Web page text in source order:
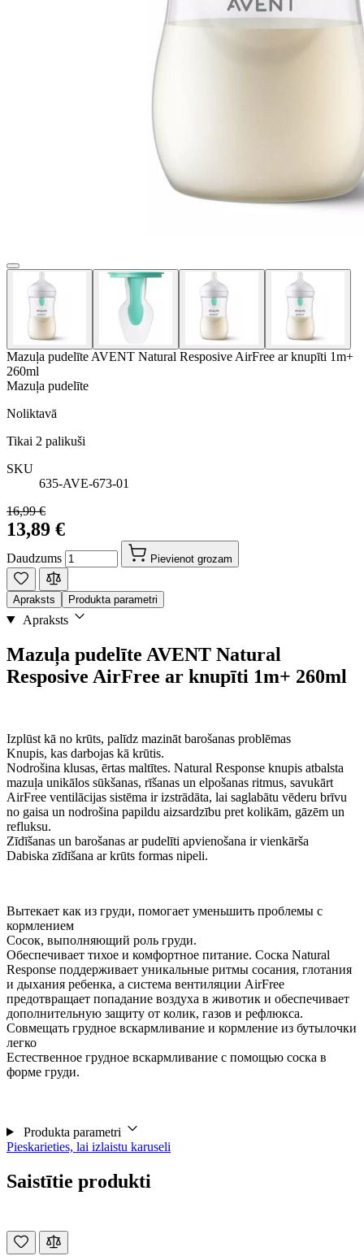
Mazuļa pudelīte AVENT Natural Resposive AirFree ar knupīti 1m+
260ml
Mazuļa pudelīte
Noliktavā
Tikai 2 palikuši
SKU
635-AVE-673-01
16,99 €
13,89 €
Daudzums Pievienot grozam
Apraksts Produkta parametri
Apraksts
Mazuļa pudelīte AVENT Natural
Resposive AirFree ar knupīti 1m+ 260ml
Izplūst kā no krūts, palīdz mazināt barošanas problēmas
Knupis, kas darbojas kā krūtis.
Nodrošina klusas, ērtas maltītes. Natural Response knupis atbalsta
mazuļa unikālos sūkšanas, rīšanas un elpošanas ritmus, savukārt
AirFree ventilācijas sistēma ir izstrādāta, lai saglabātu vēderu brīvu
no gaisa un nodrošina papildu aizsardzību pret kolikām, gāzēm un
refluksu.
Zīdīšanas un barošanas ar pudelīti apvienošana ir vienkārša
Dabiska zīdīšana ar krūts formas nipeli.
Вытекает как из груди, помогает уменьшить проблемы с
кормлением
Сосок, выполняющий роль груди.
Обеспечивает тихое и комфортное питание. Соска Natural
Response поддерживает уникальные ритмы сосания, глотания
и дыхания ребенка, а система вентиляции AirFree
предотвращает попадание воздуха в животик и обеспечивает
дополнительную защиту от колик, газов и рефлюкса.
Совмещать грудное вскармливание и кормление из бутылочки
легко
Естественное грудное вскармливание с помощью соска в
форме груди.
Produkta parametri
Pieskarieties, lai izlaistu karuseli
Saistītie produkti